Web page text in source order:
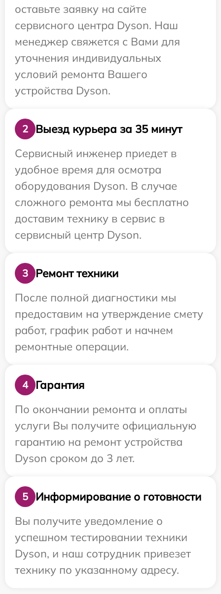
оставьте заявку на сайте
сервисного центра Dyson. Наш
менеджер свяжется с Вами для
уточнения индивидуальных
условий ремонта Вашего
устройства Dyson.
2
Выезд курьера за 35 минут
Сервисный инженер приедет в
удобное время для осмотра
оборудования Dyson. В случае
сложного ремонта мы бесплатно
доставим технику в сервис в
сервисный центр Dyson.
3
Ремонт техники
После полной диагностики мы
предоставим на утверждение смету
работ, график работ и начнем
ремонтные операции.
4
Гарантия
По окончании ремонта и оплаты
услуги Вы получите официальную
гарантию на ремонт устройства
Dyson сроком до 3 лет.
5
Информирование о готовности
Вы получите уведомление о
успешном тестировании техники
Dyson, и наш сотрудник привезет
технику по указанному адресу.